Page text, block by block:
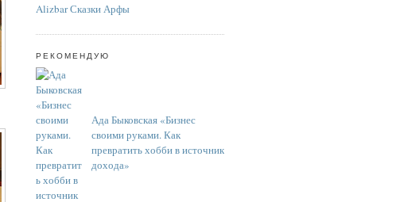
Alizbar Сказки Арфы
РЕКОМЕНДУЮ
Ада Быковская «Бизнес
своими руками. Как
превратить хобби в источник
дохода»